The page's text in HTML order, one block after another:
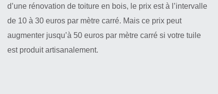
d’une rénovation de toiture en bois, le prix est à l’intervalle
de 10 à 30 euros par mètre carré. Mais ce prix peut
augmenter jusqu’à 50 euros par mètre carré si votre tuile
est produit artisanalement.